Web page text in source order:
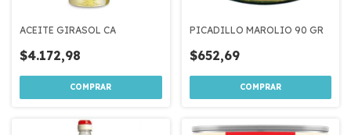
ACEITE GIRASOL CA
$4.172,98
PICADILLO MAROLIO 90 GR
$652,69